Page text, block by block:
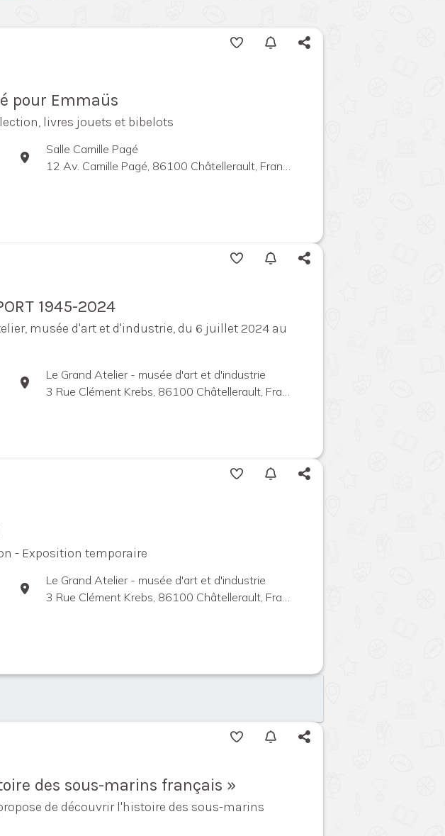
pour Emmaüs
livres jouets et bibelots
Salle Camille Pagé
12 Av. Camille Pagé, 86100 Châtellerault, France
1945-2024
musée d'art et d'industrie, du 6 juillet 2024 au
Le Grand Atelier - musée d'art et d'industrie
3 Rue Clément Krebs, 86100 Châtellerault, France
- Exposition temporaire
Le Grand Atelier - musée d'art et d'industrie
3 Rue Clément Krebs, 86100 Châtellerault, France
des sous-marins français »
de découvrir l'histoire des sous-marins